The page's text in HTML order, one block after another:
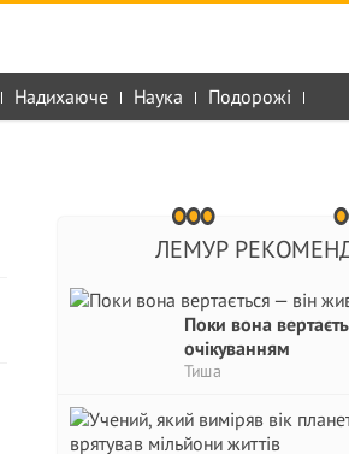
Надихаюче Наука Подорожі
ЛЕМУР
Поки вона
очікуванням
Тиша